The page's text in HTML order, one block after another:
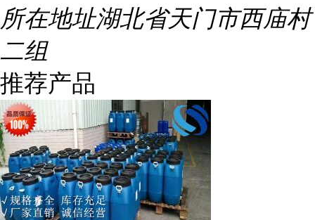
所在地址湖北省天门市西庙村
二组
推荐产品